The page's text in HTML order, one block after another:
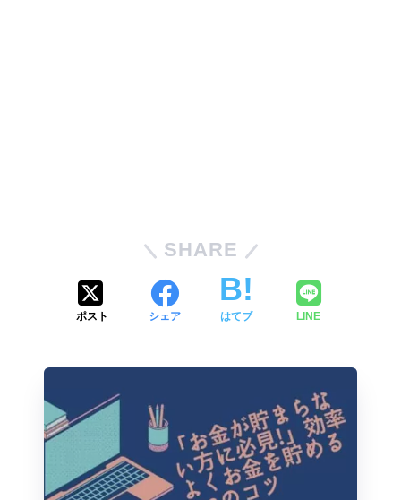
SHARE
ポスト シェア はてブ LINE